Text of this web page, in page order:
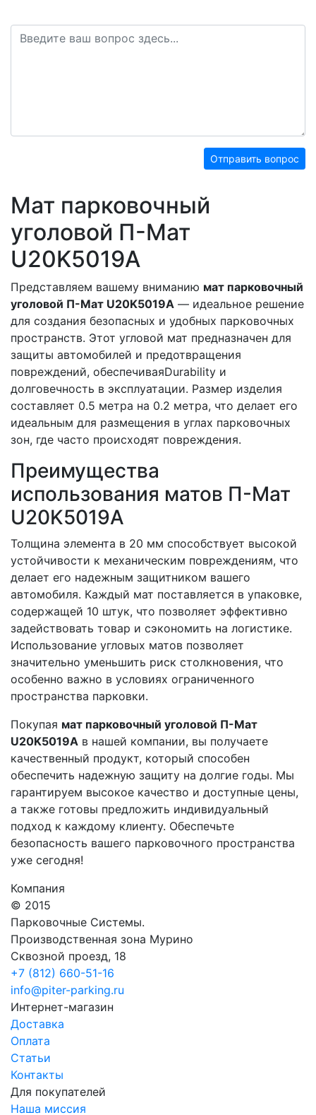
Отправить вопрос
Мат парковочный
уголовой П-Мат
U20K5019А
Представляем вашему вниманию мат парковочный
уголовой П-Мат U20K5019А — идеальное решение
для создания безопасных и удобных парковочных
пространств. Этот угловой мат предназначен для
защиты автомобилей и предотвращения
повреждений, обеспечиваяDurability и
долговечность в эксплуатации. Размер изделия
составляет 0.5 метра на 0.2 метра, что делает его
идеальным для размещения в углах парковочных
зон, где часто происходят повреждения.
Преимущества
использования матов П-Мат
U20K5019А
Толщина элемента в 20 мм способствует высокой
устойчивости к механическим повреждениям, что
делает его надежным защитником вашего
автомобиля. Каждый мат поставляется в упаковке,
содержащей 10 штук, что позволяет эффективно
задействовать товар и сэкономить на логистике.
Использование угловых матов позволяет
значительно уменьшить риск столкновения, что
особенно важно в условиях ограниченного
пространства парковки.
Покупая мат парковочный уголовой П-Мат
U20K5019А в нашей компании, вы получаете
качественный продукт, который способен
обеспечить надежную защиту на долгие годы. Мы
гарантируем высокое качество и доступные цены,
а также готовы предложить индивидуальный
подход к каждому клиенту. Обеспечьте
безопасность вашего парковочного пространства
уже сегодня!
Компания
© 2015
Парковочные Системы.
Производственная зона Мурино
Сквозной проезд, 18
+7 (812) 660-51-16
info@piter-parking.ru
Интернет-магазин
Доставка
Оплата
Статьи
Контакты
Для покупателей
Наша миссия